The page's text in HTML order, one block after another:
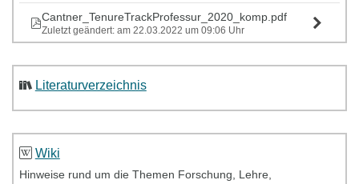
Cantner_TenureTrackProfessur_2020_komp.pdf
Zuletzt geändert: am 22.03.2022 um 09:06 Uhr
Literaturverzeichnis
Wiki
Hinweise rund um die Themen Forschung, Lehre,